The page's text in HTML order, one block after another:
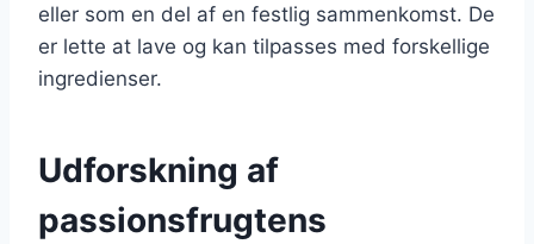
eller som en del af en festlig sammenkomst. De
er lette at lave og kan tilpasses med forskellige
ingredienser.
Udforskning af
passionsfrugtens